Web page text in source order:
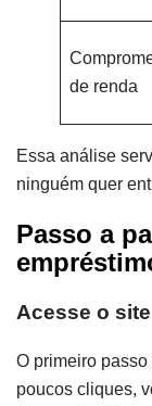
de renda
Essa análise
ninguém quer
Passo a
Acesse o
O primeiro
poucos cliques,